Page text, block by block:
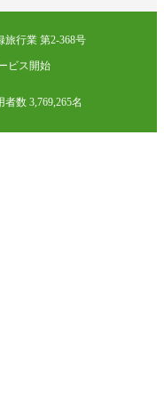
行業 第2-368号
ビス開始
数 3,769,265名